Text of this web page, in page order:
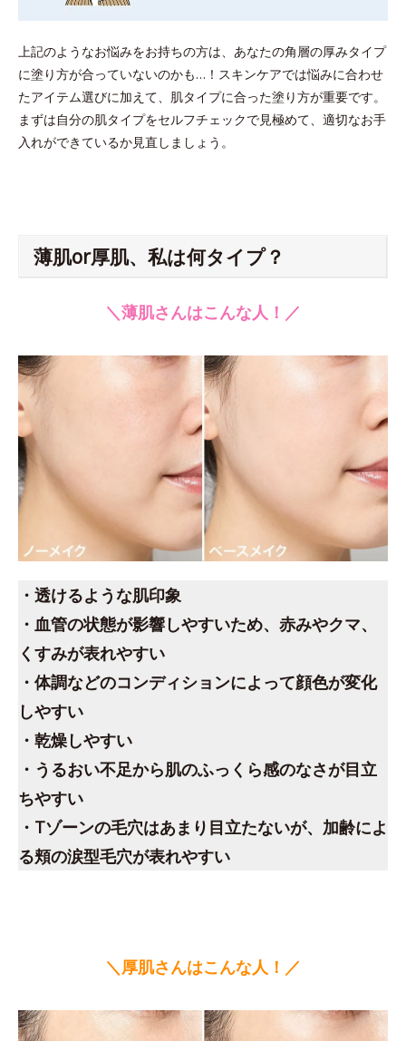
上記のようなお悩みをお持ちの方は、あなたの角層の厚みタイプ
に塗り方が合っていないのかも…！スキンケアでは悩みに合わせ
たアイテム選びに加えて、肌タイプに合った塗り方が重要です。
まずは自分の肌タイプをセルフチェックで見極めて、適切なお手
入れができているか見直しましょう。
薄肌or厚肌、私は何タイプ？
＼薄肌さんはこんな人！／
・透けるような肌印象
・血管の状態が影響しやすいため、赤みやクマ、
くすみが表れやすい
・体調などのコンディションによって顔色が変化
しやすい
・乾燥しやすい
・うるおい不足から肌のふっくら感のなさが目立
ちやすい
・Tゾーンの毛穴はあまり目立たないが、加齢によ
る頬の涙型毛穴が表れやすい
＼厚肌さんはこんな人！／